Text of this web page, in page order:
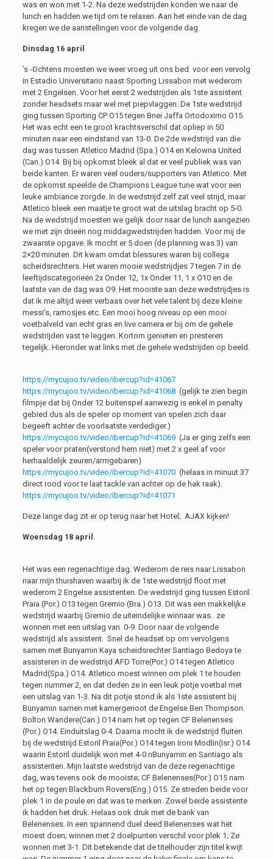
was en won met 1-2. Na deze wedstrijden konden we naar de
lunch en hadden we tijd om te relaxen. Aan het einde van de dag
kregen we de aanstellingen voor de volgende dag.
Dinsdag 16 april
’s -Ochtens moesten we weer vroeg uit ons bed voor een vervolg
in Estadio Universitario naast Sporting Lissabon met wederom
met 2 Engelsen. Voor het eerst 2 wedstrijden als 1ste assistent
zonder headsets maar wel met piepvlaggen. De 1ste wedstrijd
ging tussen Sporting CP O15 tegen Bnei Jaffa Ortodoximo O15.
Het was echt een te groot krachtsverschil dat opliep in 50
minuten naar een eindstand van 13-0. De 2de wedstrijd van die
dag was tussen Atletico Madrid (Spa.) O14 en Kelowna United
(Can.) O14. Bij bij opkomst bleek al dat er veel publiek was van
beide kanten. Er waren veel ouders/supporters van Atletico. Met
de opkomst speelde de Champions League tune wat voor een
leuke ambiance zorgde. In de wedstrijd zelf zat veel strijd, maar
Atletico bleek een maatje te groot wat de uitslag bracht op 5-0.
Na de wedstrijd moesten we gelijk door naar de lunch aangezien
we met zijn drieën nog middagwedstrijden hadden. Voor mij de
zwaarste opgave. Ik mocht er 5 doen (de planning was 3) van
2×20 minuten. Dit kwam omdat blessures waren bij collega
scheidsrechters. Het waren mooie wedstrijdjes 7 tegen 7 in de
leeftijdscategorieën 2x Onder 12, 1x Onder 11, 1 x O10 en de
laatste van de dag was O9. Het mooiste aan deze wedstrijdjes is
dat ik me altijd weer verbaas over het vele talent bij deze kleine
messi’s, ramosjes etc. Een mooi hoog niveau op een mooi
voetbalveld van echt gras en live camera er bij om de gehele
wedstrijden vast te leggen. Kortom genieten en presteren
tegelijk. Hieronder wat links met de gehele wedstrijden op beeld.
https://mycujoo.tv/video/ibercup?id=41067
https://mycujoo.tv/video/ibercup?id=41068(gelijk te zien begin
filmpje dat bij Onder 12 buitenspel aanwezig is enkel in penalty
gebied dus als de speler op moment van spelen zich daar
begeeft achter de voorlaatste verdediger.)
https://mycujoo.tv/video/ibercup?id=41069(Ja er ging zelfs een
speler voor praten(verstond hem niet) met 2 x geel af voor
herhaaldelijk zeuren/armgebaren)
https://mycujoo.tv/video/ibercup?id=41070(helaas in minuut 37
direct rood voor te laat tackle van achter op de hak raak).
https://mycujoo.tv/video/ibercup?id=41071
Deze lange dag zit er op terug naar het Hotel; AJAX kijken!
Woensdag 18 april.
Het was een regenachtige dag. Wederom de reis naar Lissabon
naar mijn thuishaven waarbij ik de 1ste wedstrijd floot met
wederom 2 Engelse assistenten. De wedstrijd ging tussen Estoril
Praia (Por.) O13 tegen Gremio (Bra.) O13. Dit was een makkelijke
wedstrijd waarbij Gremio de uiteindelijke winnaar was. ze
wonnen met een uitslag van 0-9. Door naar de volgende
wedstrijd als assistent. Snel de headset op om vervolgens
samen met Bunyamin Kaya scheidsrechter Santiago Bedoya te
assisteren in de wedstrijd AFD Torre(Por.) O14 tegen Atletico
Madrid(Spa.) O14. Atletico moest winnen om plek 1 te houden
tegen nummer 2, en dat deden ze in een leuk potje voetbal met
een uitslag van 1-3. Na dit potje stond ik als 1ste assistent bij
Bunyamin samen met kamergenoot de Engelse Ben Thompson.
Bolton Wandere(Can.) O14 nam het op tegen CF Belenenses
(Por.) O14. Einduitslag 0-4. Daarna mocht ik de wedstrijd fluiten
bij de wedstrijd Estoril Praia(Por.) O14 tegen Ironi Modlin(Isr.) O14
waarin Estoril duidelijk won met 4-0.nBunyamin en Santiago als
assistenten. Mijn laatste wedstrijd van de deze regenachtige
dag, was tevens ook de mooiste; CF Belenenses(Por.) O15 nam
het op tegen Blackburn Rovers(Eng.) O15. Ze streden beide voor
plek 1 in de poule en dat was te merken. Zowel beide assistente
ik hadden het druk. Helaas ook druk met de bank van
Belenenses. In een spannend duel deed Belenenses wat het
moest doen; winnen met 2 doelpunten verschil voor plek 1; Ze
wonnen met 3-1. Dit betekende dat de titelhouder zijn titel kwijt